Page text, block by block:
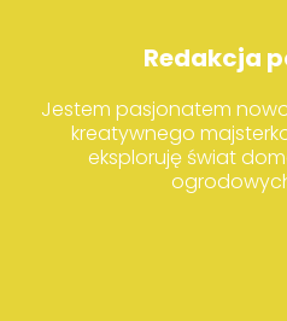
Redakcja
Jestem pasjonatem
kreatywnego
eksploruję świat